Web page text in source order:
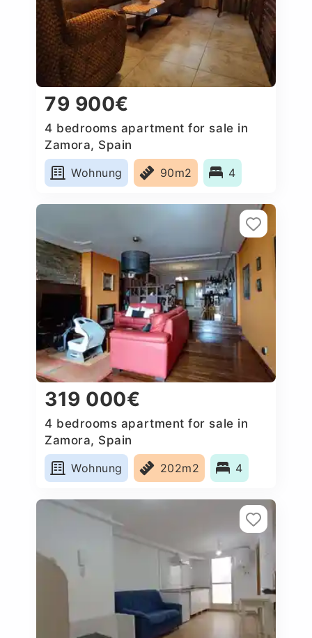
79 900€
4 bedrooms apartment for sale in
Zamora, Spain
Wohnung
90m2 4
319 000€
4 bedrooms apartment for sale in
Zamora, Spain
Wohnung
202m2 4